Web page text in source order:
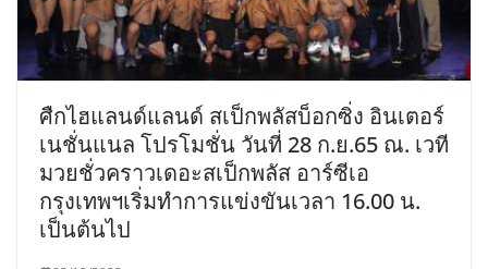
ศืกไฮแลนด์แลนด์ สเป็กพลัสบ็อกซิ่ง อินเตอร์
เนชั่นแนล โปรโมชั่น วันที่ 28 ก.ย.65 ณ. เวที
มวยชั่วคราวเดอะสเป็กพลัส อาร์ซีเอ
กรุงเทพฯเริ่มทำการแข่งขันเวลา 16.00 น.
เป็นต้นไป